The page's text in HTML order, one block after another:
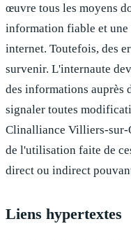
œuvre tous les moyens
information fiable et une
internet. Toutefois, des
survenir. L'internaute
des informations auprès
signaler toutes
Clinalliance Villiers-sur-
de l'utilisation faite de
direct ou indirect
Liens hypertextes